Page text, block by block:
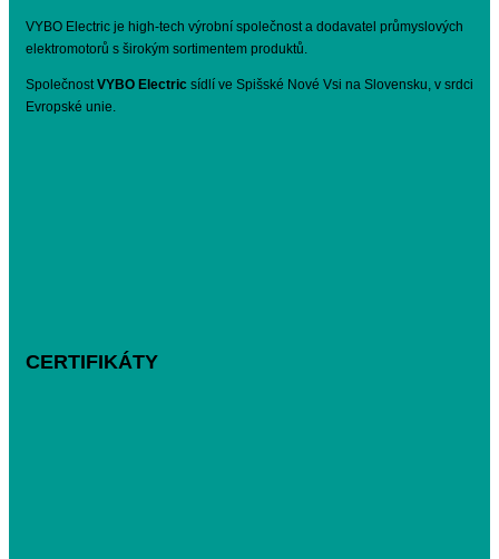
VYBO Electric je high-tech výrobní společnost a dodavatel průmyslových
elektromotorů s širokým sortimentem produktů.
SpolečnostVYBO Electric sídlí ve Spišské Nové Vsi na Slovensku, v srdci
Evropské unie.
CERTIFIKÁTY